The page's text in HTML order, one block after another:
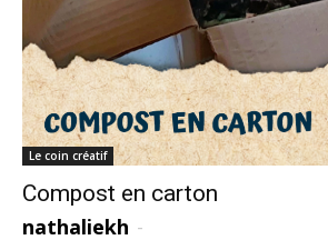
Le coin créatif
Compost en carton
nathaliekh -